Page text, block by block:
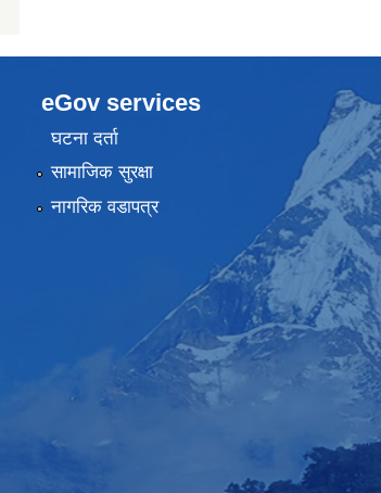
eGov services
घटना दर्ता
सामाजिक सुरक्षा
नागरिक वडापत्र